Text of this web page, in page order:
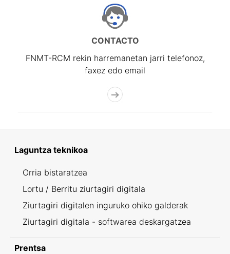
CONTACTO
FNMT-RCM rekin harremanetan jarri telefonoz,
faxez edo email
Laguntza teknikoa
Orria bistaratzea
Lortu / Berritu ziurtagiri digitala
Ziurtagiri digitalen inguruko ohiko galderak
Ziurtagiri digitala - softwarea deskargatzea
Prentsa